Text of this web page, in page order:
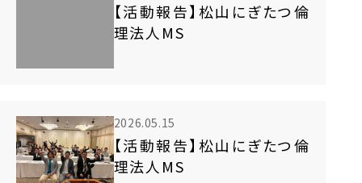
【活動報告】松山にぎたつ倫
理法人MS
2026.05.15
【活動報告】松山にぎたつ倫
理法人MS